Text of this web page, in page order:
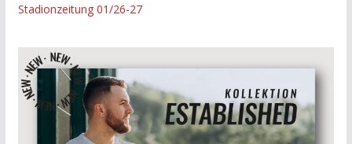
Stadionzeitung 01/26-27